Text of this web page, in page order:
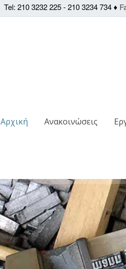
Tel: 210 3232 225 - 210 3234 734 ♦
Αρχική Ανακοινώσεις